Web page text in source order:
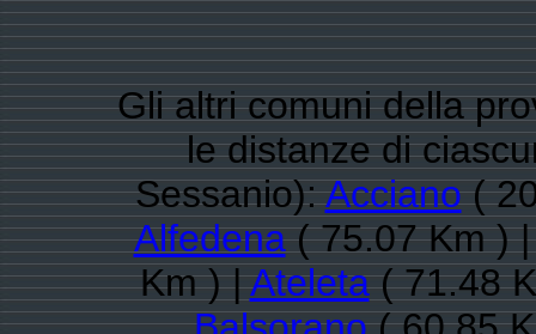
Gli altri comuni della
le distanze di
Sessanio):Acciano(
Alfedena( 75.07 Km )
Km ) |Ateleta( 71.48